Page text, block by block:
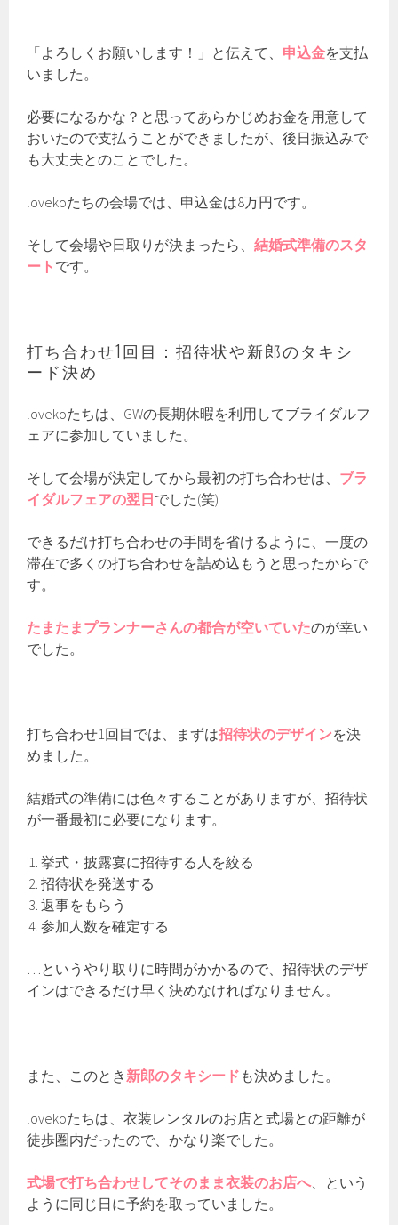
「よろしくお願いします！」と伝えて、 申込金を支払
いました。
必要になるかな？と思ってあらかじめお金を用意して
おいたので支払うことができましたが、後日振込みで
も大丈夫とのことでした。
lovekoたちの会場では、申込金は8万円です。
そして会場や日取りが決まったら、結婚式準備のスタ
ート です。
打ち合わせ1回目：招待状や新郎のタキシ
ード決め
lovekoたちは、GWの長期休暇を利用してブライダルフ
ェアに参加していました。
そして会場が決定してから最初の打ち合わせは、 ブラ
イダルフェアの翌日 でした(笑)
できるだけ打ち合わせの手間を省けるように、一度の
滞在で多くの打ち合わせを詰め込もうと思ったからで
す。
たまたまプランナーさんの都合が空いていたのが幸い
でした。
打ち合わせ1回目では、まずは招待状のデザインを決
めました。
結婚式の準備には色々することがありますが、招待状
が一番最初に必要になります。
挙式・披露宴に招待する人を絞る
招待状を発送する
返事をもらう
参加人数を確定する
…というやり取りに時間がかかるので、招待状のデザ
インはできるだけ早く決めなければなりません。
また、このとき新郎のタキシード も決めました。
lovekoたちは、衣装レンタルのお店と式場との距離が
徒歩圏内だったので、かなり楽でした。
式場で打ち合わせしてそのまま衣装のお店へ、という
ように同じ日に予約を取っていました。